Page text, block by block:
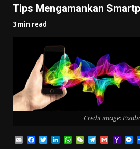
Tips Mengamankan
3 min read
Credit image:
EmailFacebook
TwitterLinkedIn
WhatsApp
WeChatTelegram
Gmail